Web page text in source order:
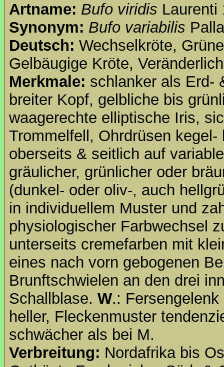
Artname: Bufo viridis Laurenti
Synonym: Bufo variabilis
Deutsch: Wechselkröte,
Gelbäugige Kröte,
Merkmale: schlanker als Erd-
breiter Kopf, gelbliche bis
waagerechte elliptische Iris,
Trommelfell, Ohrdrüsen kegel-
oberseits & seitlich auf
gräulicher, grünlicher oder
(dunkel- oder oliv-, auch
in individuellem Muster und
physiologischer Farbwechsel
unterseits cremefarben mit
eines nach vorn gebogenen
Brunftschwielen an den drei
Schallblase. W.:
heller, Fleckenmuster
schwächer als bei M.
Verbreitung: Nordafrika bis